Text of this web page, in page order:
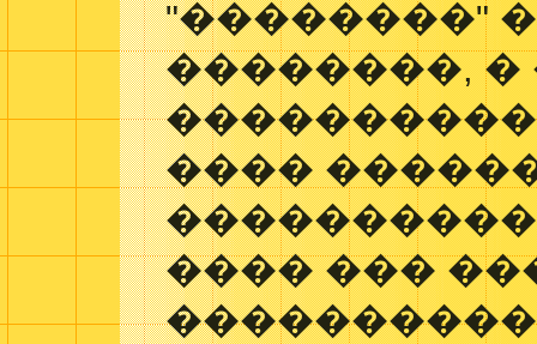
"��������"
��������, �
����
���� ���